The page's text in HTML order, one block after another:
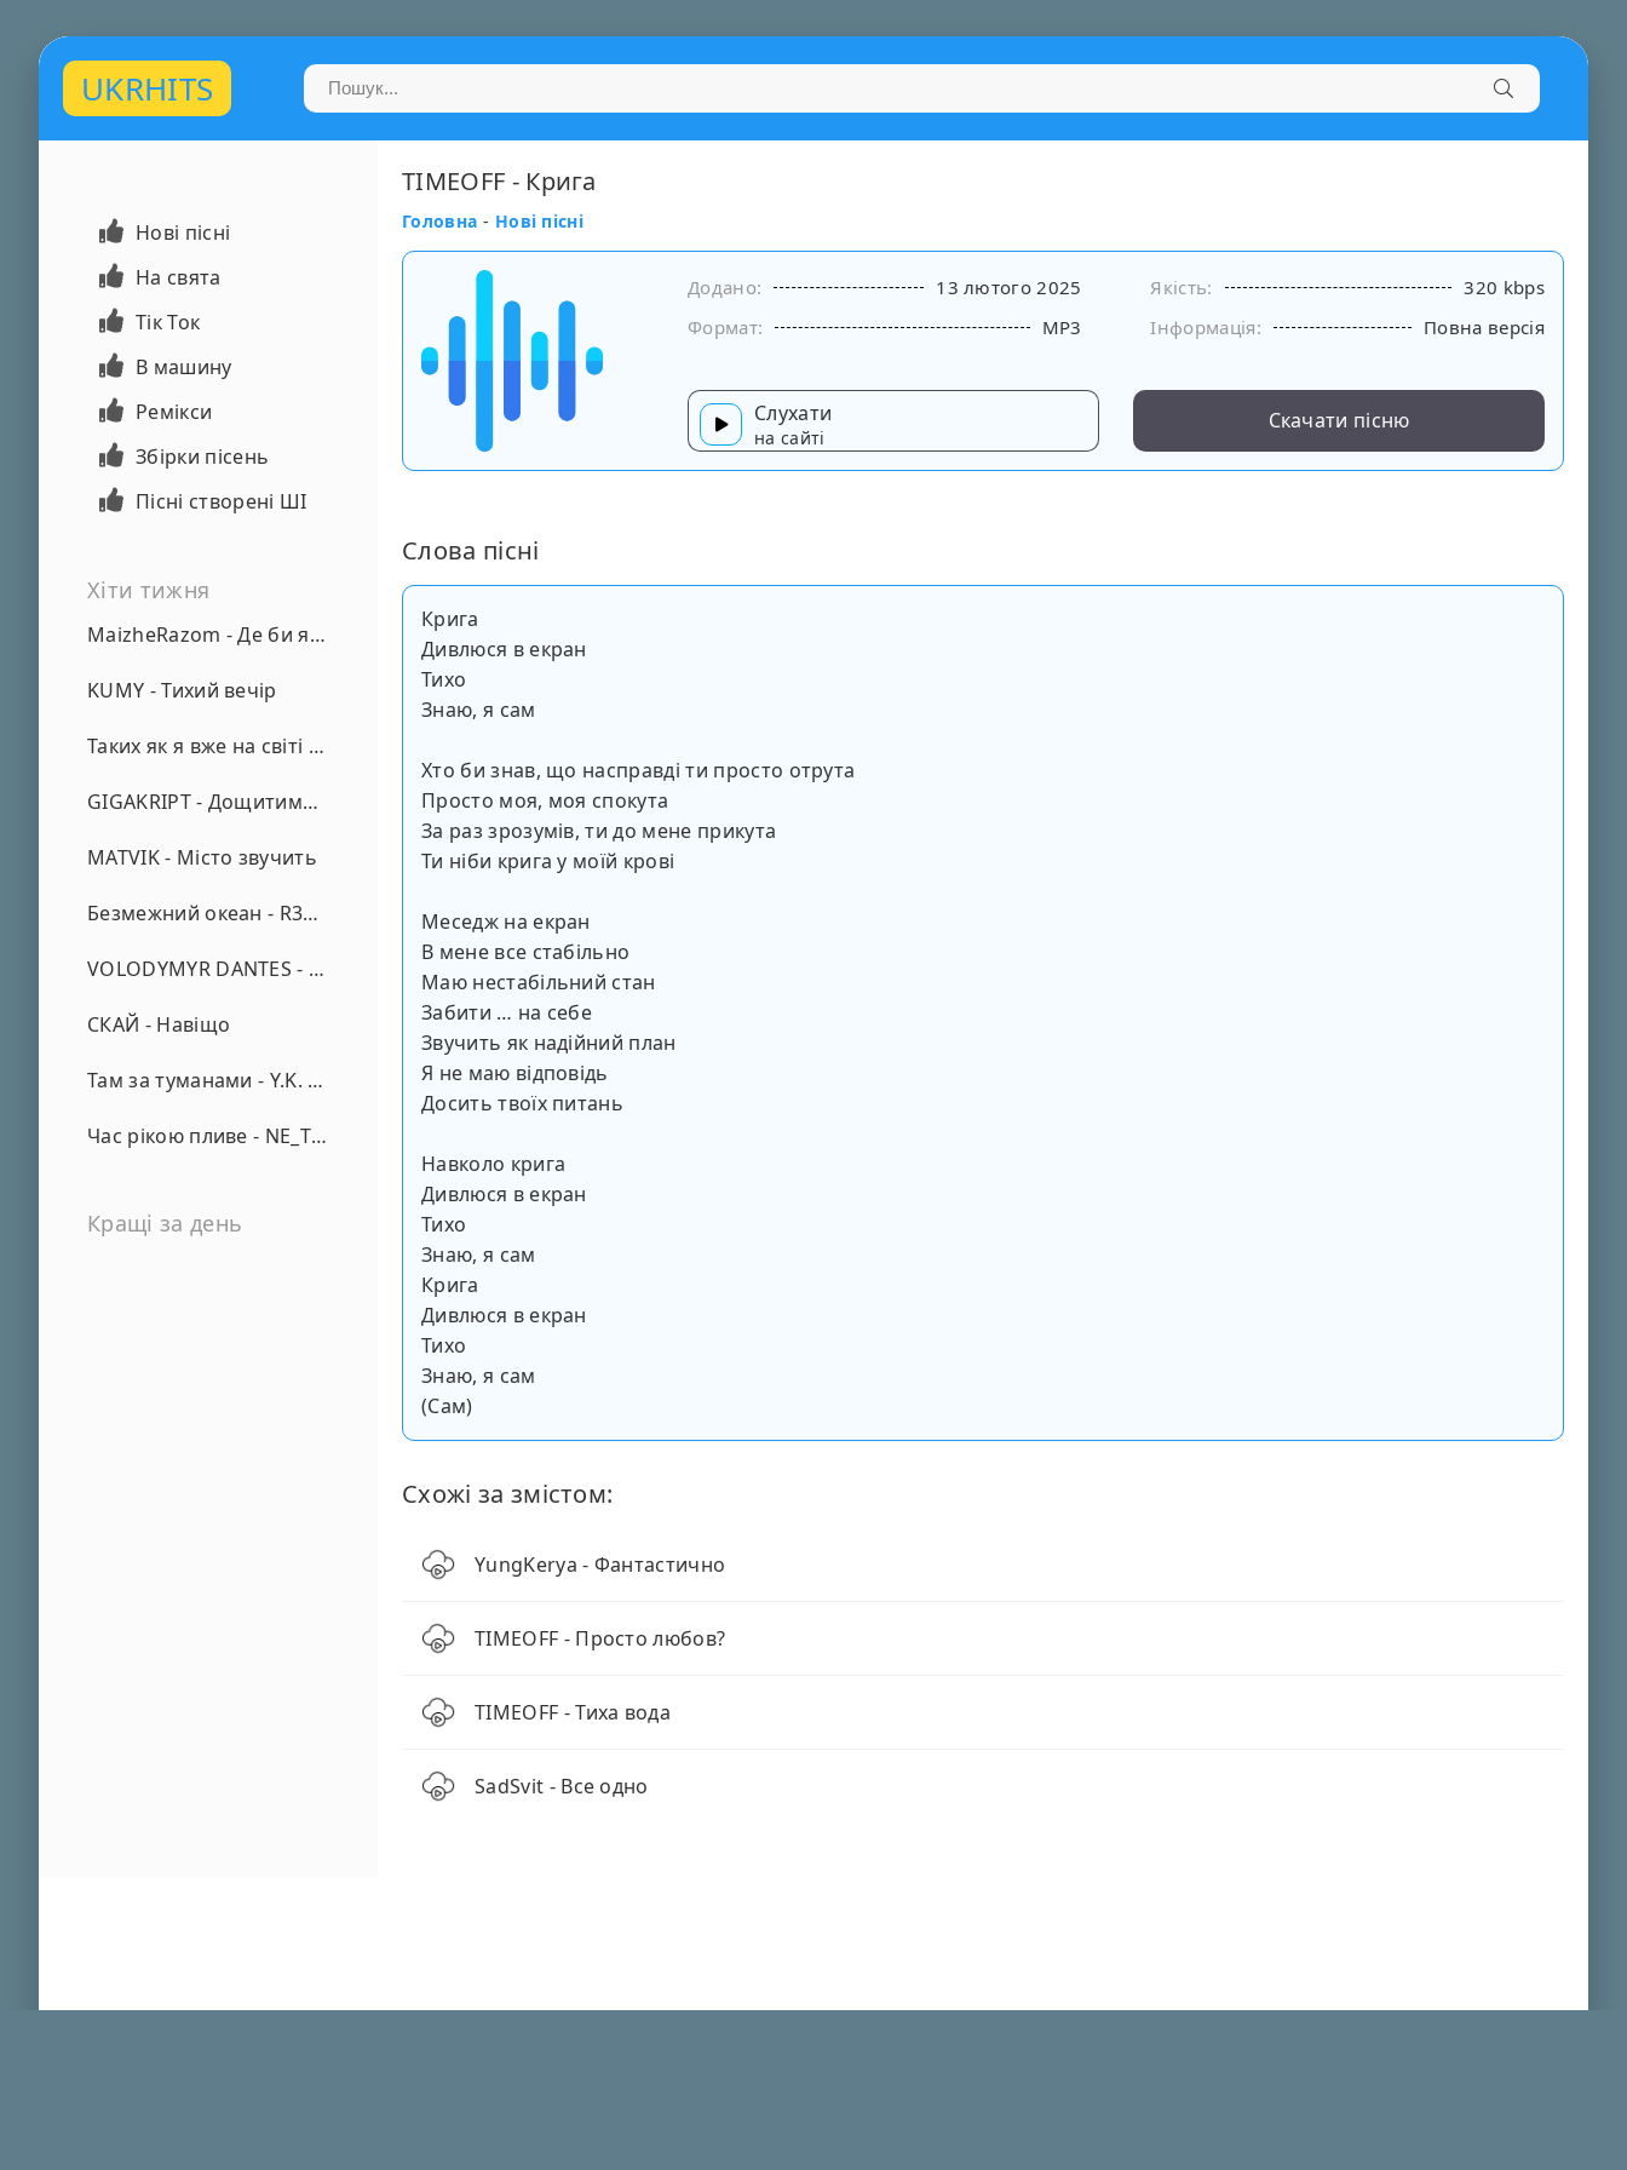
UKRHITS
Нові пісні
На свята
Тік Ток
В машину
Ремікси
Збірки пісень
Пісні створені ШІ
Хіти тижня
MaizheRazom - Де би я не був
KUMY - Тихий вечір
Таких як я вже на світі нема - А. Малярник
GIGAKRIPT - Дощитиме зима
MATVIK - Місто звучить
Безмежний океан - R3phase
VOLODYMYR DANTES - Просто кохаю (REMIX)
СКАЙ - Навіщо
Там за туманами - Y.K. Music
Час рікою пливе - NE_TVOYA_MRIYA
Кращі за день
TIMEOFF - Крига
Головна - Нові пісні
Додано: 13 лютого 2025 Якість:
320 kbps
Формат:
MP3 Інформація: Повна версія
Слухати
на сайті
Скачати пісню
Слова пісні
Крига
Дивлюся в екран
Тихо
Знаю, я сам
Хто би знав, що насправді ти просто отрута
Просто моя, моя спокута
За раз зрозумів, ти до мене прикута
Ти ніби крига у моїй крові
Меседж на екран
В мене все стабільно
Маю нестабільний стан
Забити … на себе
Звучить як надійний план
Я не маю відповідь
Досить твоїх питань
Навколо крига
Дивлюся в екран
Тихо
Знаю, я сам
Крига
Дивлюся в екран
Тихо
Знаю, я сам
(Сам)
Схожі за змістом:
YungKerya - Фантастично
TIMEOFF - Просто любов?
TIMEOFF - Тиха вода
SadSvit - Все одно